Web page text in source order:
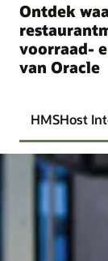
Ontdek
voorraad-
van Oracle
HMSHost